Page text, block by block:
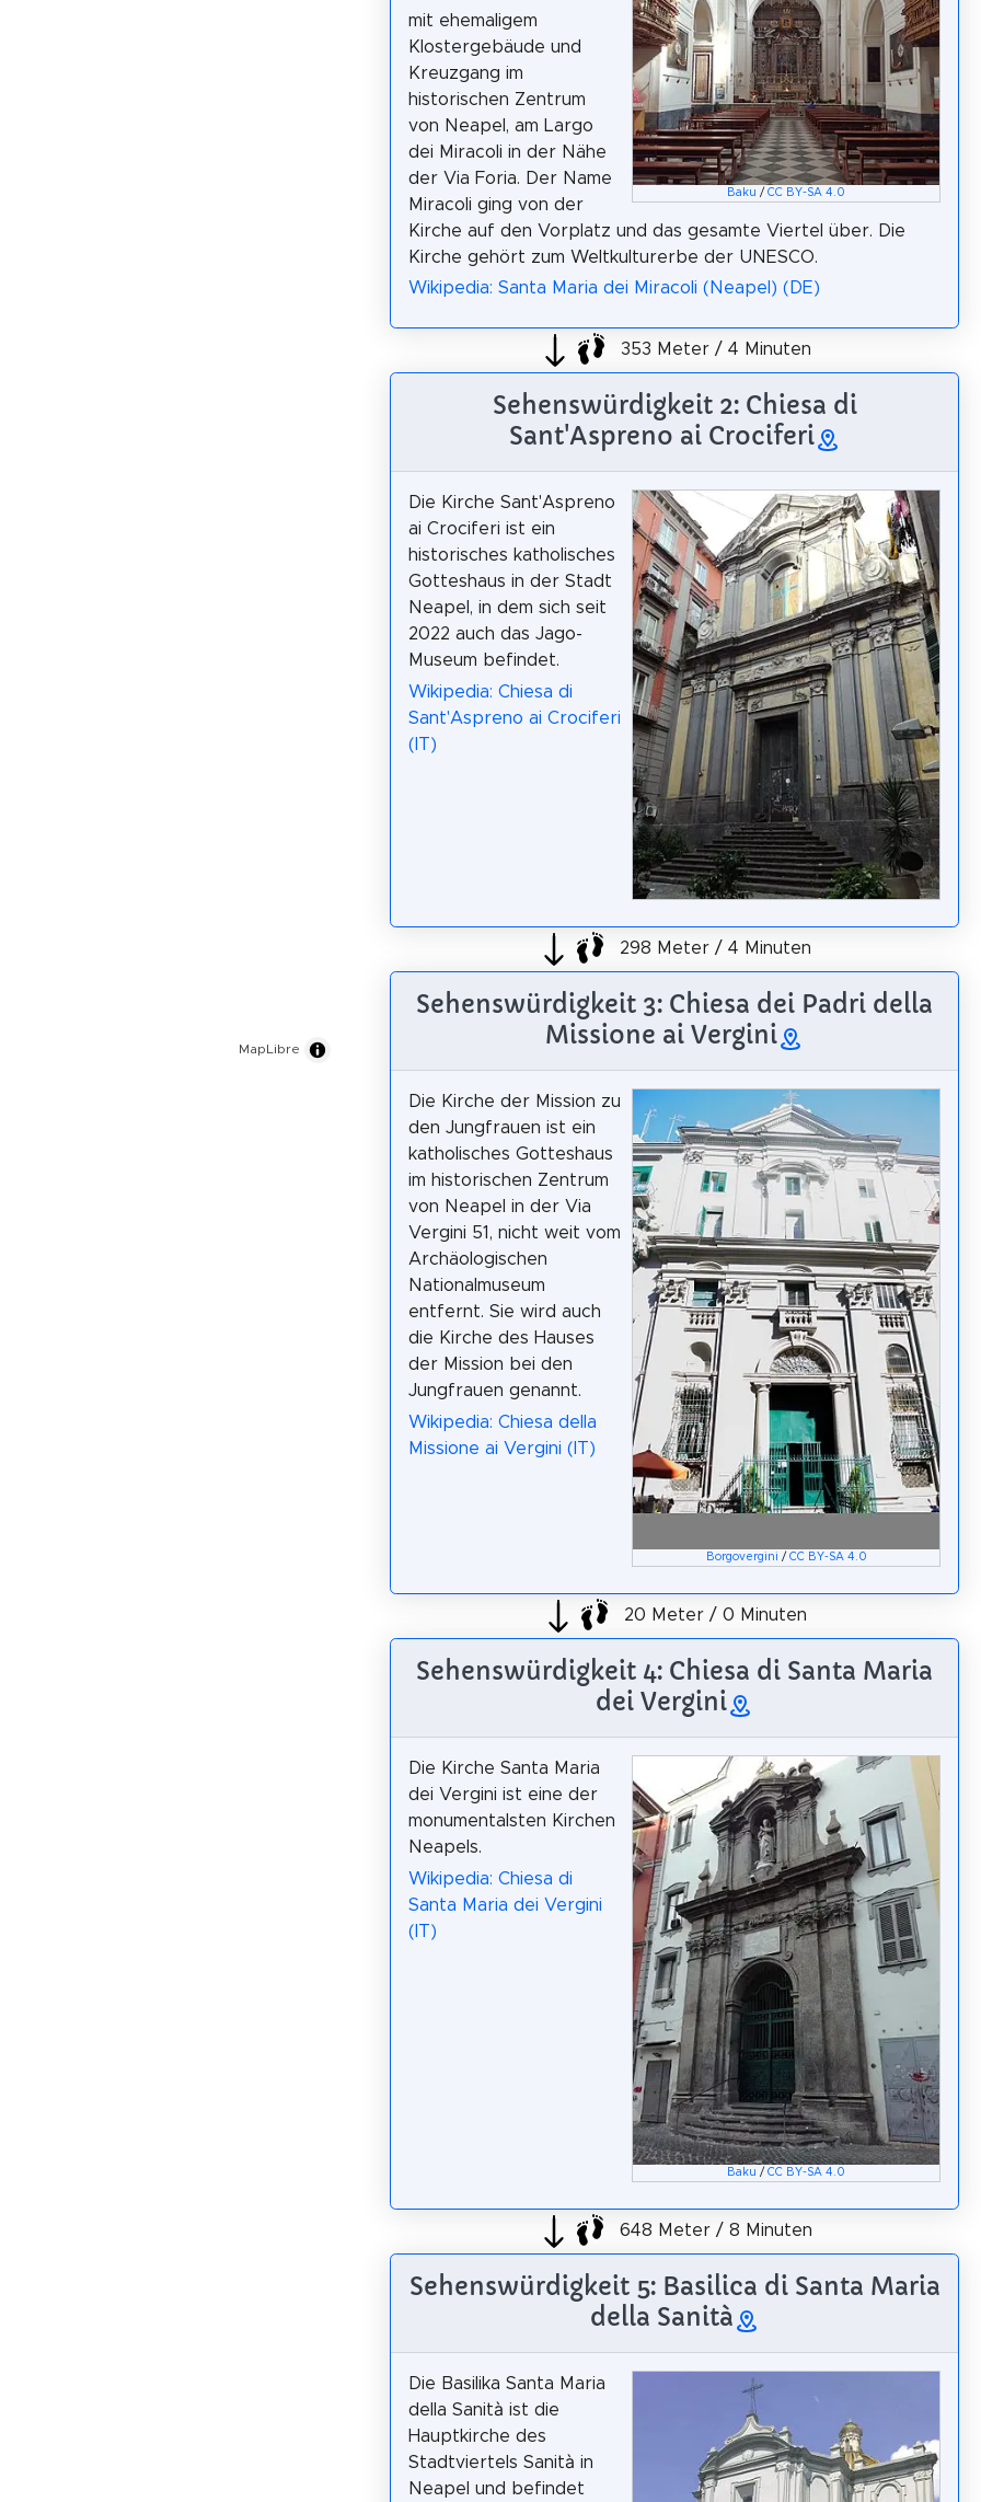
MapLibre
Baku /CC BY-SA 4.0
mit ehemaligem
Klostergebäude und
Kreuzgang im
historischen Zentrum
von Neapel, am Largo
dei Miracoli in der Nähe
der Via Foria. Der Name
Miracoli ging von der
Kirche auf den Vorplatz und das gesamte Viertel über. Die
Kirche gehört zum Weltkulturerbe der UNESCO.
Wikipedia: Santa Maria dei Miracoli (Neapel) (DE)
353 Meter / 4 Minuten
Sehenswürdigkeit 2: Chiesa di
Sant'Aspreno ai Crociferi
Die Kirche Sant'Aspreno
ai Crociferi ist ein
historisches katholisches
Gotteshaus in der Stadt
Neapel, in dem sich seit
2022 auch das Jago-
Museum befindet.
Wikipedia: Chiesa di
Sant'Aspreno ai Crociferi
(IT)
298 Meter / 4 Minuten
Sehenswürdigkeit 3: Chiesa dei Padri della
Missione ai Vergini
Borgovergini / CC BY-SA 4.0
Die Kirche der Mission zu
den Jungfrauen ist ein
katholisches Gotteshaus
im historischen Zentrum
von Neapel in der Via
Vergini 51, nicht weit vom
Archäologischen
Nationalmuseum
entfernt. Sie wird auch
die Kirche des Hauses
der Mission bei den
Jungfrauen genannt.
Wikipedia: Chiesa della
Missione ai Vergini (IT)
20 Meter / 0 Minuten
Sehenswürdigkeit 4: Chiesa di Santa Maria
dei Vergini
Baku /CC BY-SA 4.0
Die Kirche Santa Maria
dei Vergini ist eine der
monumentalsten Kirchen
Neapels.
Wikipedia: Chiesa di
Santa Maria dei Vergini
(IT)
648 Meter / 8 Minuten
Sehenswürdigkeit 5: Basilica di Santa Maria
della Sanità
Die Basilika Santa Maria
della Sanità ist die
Hauptkirche des
Stadtviertels Sanità in
Neapel und befindet